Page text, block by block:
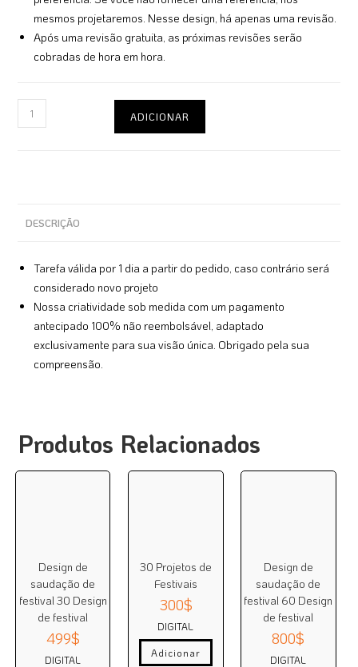
mesmos projetaremos. Nesse design, há apenas uma revisão.
Após uma revisão gratuita, as próximas revisões serão
cobradas de hora em hora.
ADICIONAR
DESCRIÇÃO
Tarefa válida por 1 dia a partir do pedido, caso contrário será
considerado novo projeto
Nossa criatividade sob medida com um pagamento
antecipado 100% não reembolsável, adaptado
exclusivamente para sua visão única. Obrigado pela sua
compreensão.
Produtos Relacionados
Design de
saudação de
festival 30 Design
de festival
499$
DIGITAL
30 Projetos de
Festivais
300$
DIGITAL
Adicionar
Design de
saudação de
festival 60 Design
de festival
800$
DIGITAL